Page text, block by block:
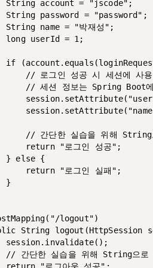
String account = "jscode";
String password = "password";
String name = "박재성";
long userId = 1;
if
// 로그인 성공 시 세션에 사
// 세션 정보는 Spring Boot에
// 간단한 실습을 위해 String
return "로그인 성공";
} else {
return "로그인 실패";
}
logout")
String logout(HttpSession
session.invalidate();
// 간단한 실습을 위해 String으로